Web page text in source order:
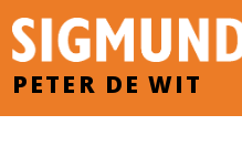
PETER DE WIT